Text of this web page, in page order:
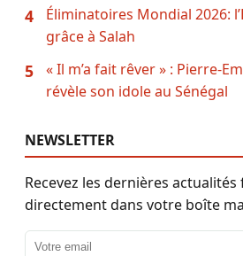
4
Éliminatoires Mondial 2026:
grâce à Salah
5
« Il m’a fait rêver » : Pierre-
révèle son idole au Sénégal
NEWSLETTER
Recevez les dernières
directement dans votre boîte
Adresse email